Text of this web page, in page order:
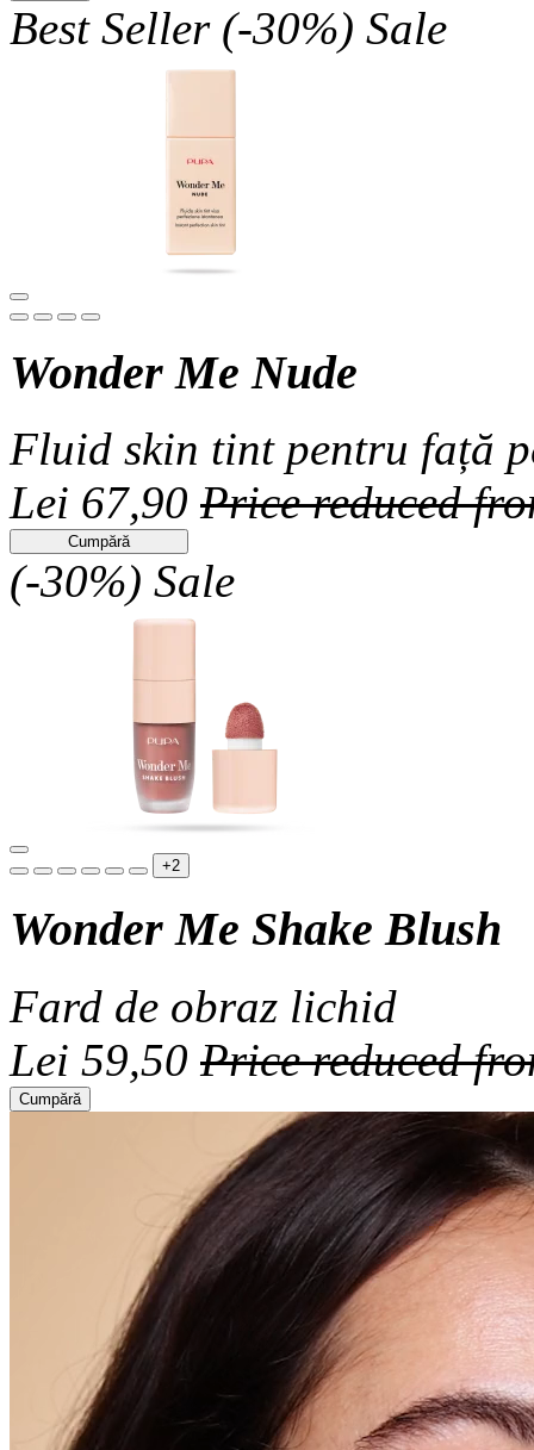
Best Seller (-30%) Sale
Wonder Me Nude
Fluid skin tint pentru față
Lei 67,90 Price reduced
Cumpără
(-30%) Sale
+2
Wonder Me Shake Blush
Fard de obraz lichid
Lei 59,50 Price reduced
Cumpără